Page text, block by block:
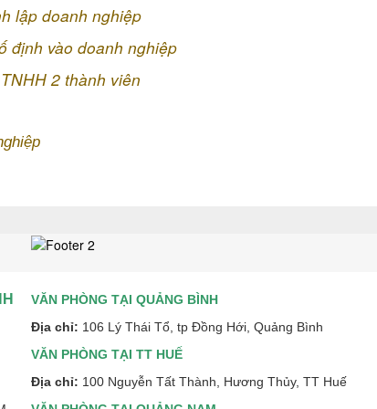
lập doanh nghiệp
định vào doanh nghiệp
2 thành viên
VĂN PHÒNG TẠI QUẢNG BÌNH
Địa chỉ: 106 Lý Thái Tổ, tp Đồng Hới, Quảng Bình
VĂN PHÒNG TẠI TT HUẾ
Địa chỉ: 100 Nguyễn Tất Thành, Hương Thủy, TT Huế